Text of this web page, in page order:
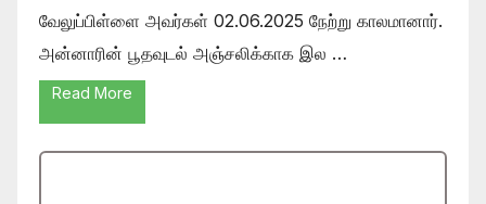
வேலுப்பிள்ளை அவர்கள் 02.06.2025 நேற்று காலமானார்.
அன்னாரின் பூதவுடல் அஞ்சலிக்காக இல …
Read More